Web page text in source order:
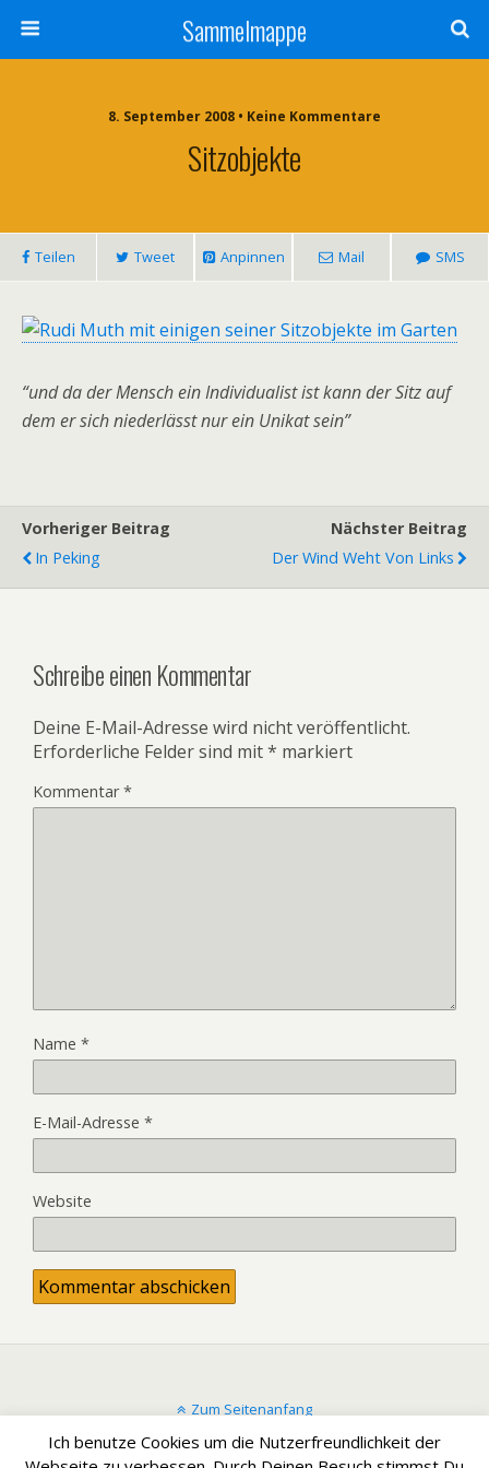
Sammelmappe
8. September 2008 • Keine Kommentare
Sitzobjekte
Teilen Tweet Anpinnen Mail SMS
“und da der Mensch ein Individualist ist kann der Sitz auf
dem er sich niederlässt nur ein Unikat sein”
Vorheriger Beitrag
In Peking
Nächster Beitrag
Der Wind Weht Von Links
Schreibe einen Kommentar
Deine E-Mail-Adresse wird nicht veröffentlicht.
Erforderliche Felder sind mit* markiert
Kommentar*
Name *
E-Mail-Adresse *
Website
Zum Seitenanfang
Ich benutze Cookies um die Nutzerfreundlichkeit der